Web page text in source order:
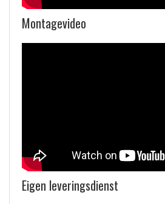
Montagevideo
Eigen leveringsdienst